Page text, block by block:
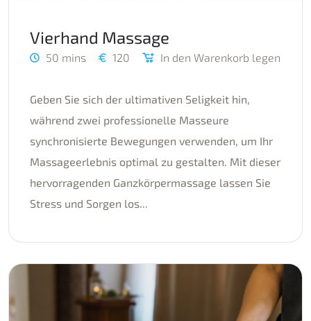
Vierhand Massage
50 mins 120 In den Warenkorb legen
Geben Sie sich der ultimativen Seligkeit hin,
während zwei professionelle Masseure
synchronisierte Bewegungen verwenden, um Ihr
Massageerlebnis optimal zu gestalten. Mit dieser
hervorragenden Ganzkörpermassage lassen Sie
Stress und Sorgen los...